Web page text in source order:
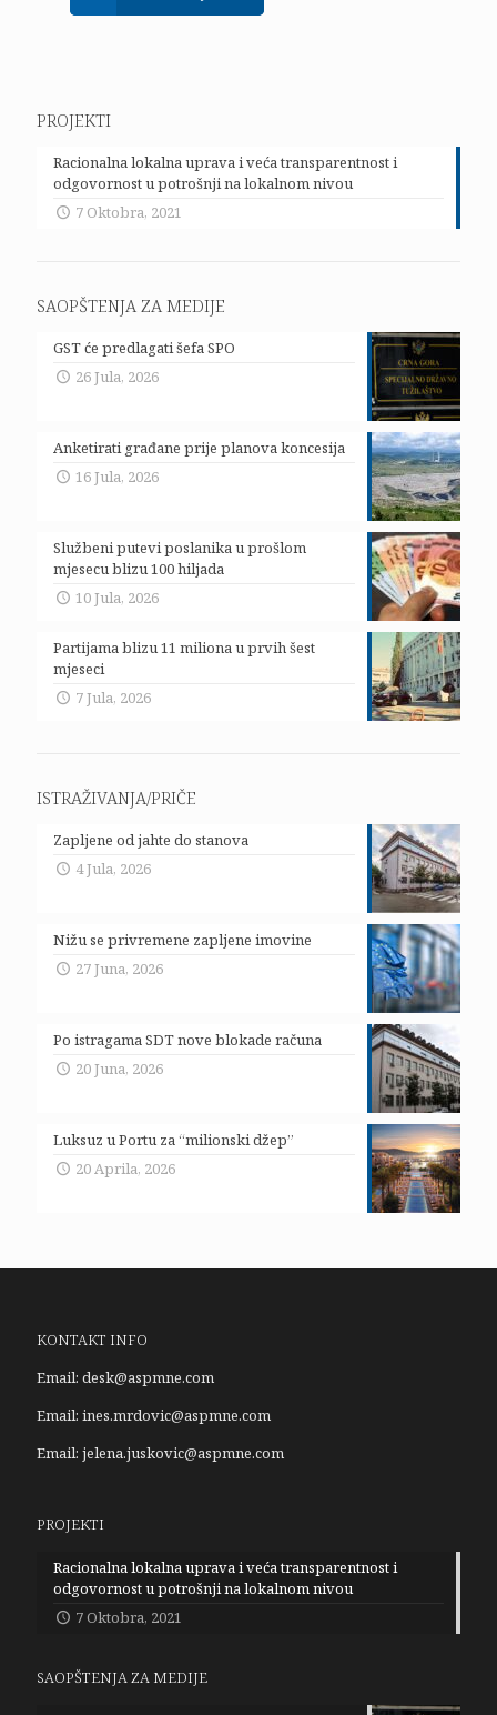
PROJEKTI
Racionalna lokalna uprava i veća transparentnost i
odgovornost u potrošnji na lokalnom nivou
7 Oktobra, 2021
SAOPŠTENJA ZA MEDIJE
GST će predlagati šefa SPO
26 Jula, 2026
Anketirati građane prije planova koncesija
16 Jula, 2026
Službeni putevi poslanika u prošlom
mjesecu blizu 100 hiljada
10 Jula, 2026
Partijama blizu 11 miliona u prvih šest
mjeseci
7 Jula, 2026
ISTRAŽIVANJA/PRIČE
Zapljene od jahte do stanova
4 Jula, 2026
Nižu se privremene zapljene imovine
27 Juna, 2026
Po istragama SDT nove blokade računa
20 Juna, 2026
Luksuz u Portu za “milionski džep”
20 Aprila, 2026
KONTAKT INFO
Email: desk@aspmne.com
Email: ines.mrdovic@aspmne.com
Email: jelena.juskovic@aspmne.com
PROJEKTI
Racionalna lokalna uprava i veća transparentnost i
odgovornost u potrošnji na lokalnom nivou
7 Oktobra, 2021
SAOPŠTENJA ZA MEDIJE